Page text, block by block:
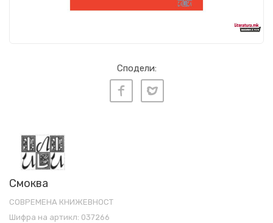
Сподели:
Смоква
СОВРЕМЕНА КНИЖЕВНОСТ
Шифра на артикл: 037266